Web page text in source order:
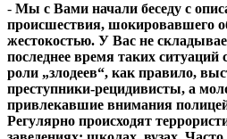
- Мы с Вами начали беседу с
происшествия, шокировавшего
жестокостью. У Вас не
последнее время таких
роли „злодеев“, как правило,
преступники-рецидивисты, а
привлекавшие внимания
Регулярно происходят